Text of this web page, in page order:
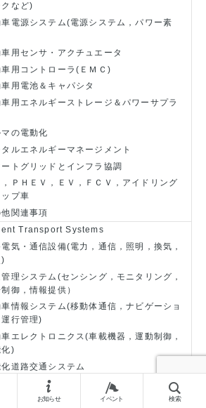
お知らせ イベント 検索
クなど)
車電源システム(電源システム，パワー素
車用センサ・アクチュエータ
車用コントローラ(ＥＭＣ)
車用電池＆キャパシタ
車用エネルギーストレージ＆パワーサプラ
マの電動化
タルエネルギーマネージメント
ートグリッドとインフラ協調
，ＰＨＥＶ，ＥＶ，ＦＣＶ，アイドリング
ップ車
他関連事項
Transport Systems
気・通信設備(電力，通信，照明，換気，
理システム(センシング，モニタリング，
御，情報提供）
車情報システム(移動体通信，ナビゲーショ
運行管理)
車エレクトロニクス(車載機器，運動制御，
化)
道路交通システム
車間通信，道路走行支援，安全運転支援，
金収受，ロードプライシング，